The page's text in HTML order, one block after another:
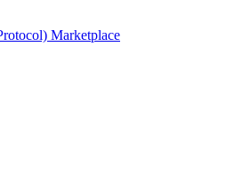
Marketplace